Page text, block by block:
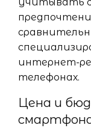
интернет-
телефонах.
Цена и